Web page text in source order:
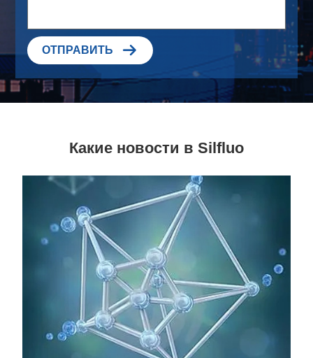
ОТПРАВИТЬ 
Какие новости в Silfluo